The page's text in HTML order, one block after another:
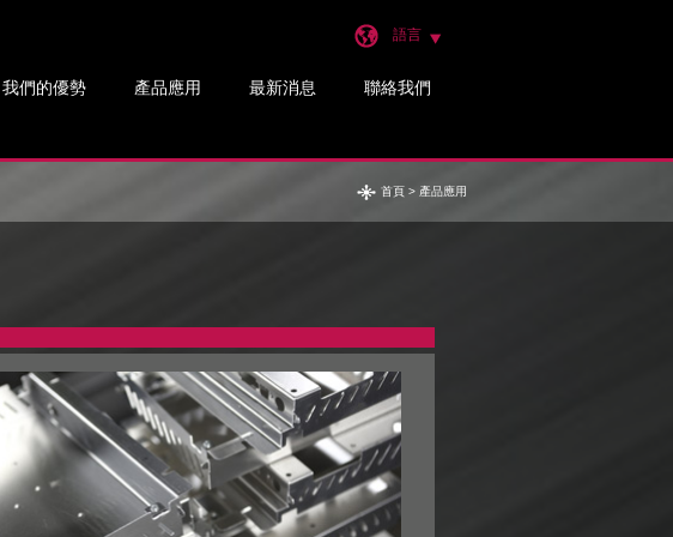
語言
我們的優勢 產品應用 最新消息 聯絡我們
首頁 > 產品應用